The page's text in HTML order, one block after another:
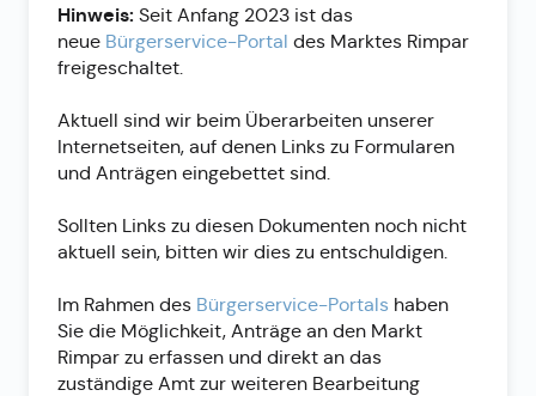
Hinweis: Seit Anfang 2023 ist das
neue Bürgerservice-Portal des Marktes Rimpar
freigeschaltet.
Aktuell sind wir beim Überarbeiten unserer
Internetseiten, auf denen Links zu Formularen
und Anträgen eingebettet sind.
Sollten Links zu diesen Dokumenten noch nicht
aktuell sein, bitten wir dies zu entschuldigen.
Im Rahmen des Bürgerservice-Portals haben
Sie die Möglichkeit, Anträge an den Markt
Rimpar zu erfassen und direkt an das
zuständige Amt zur weiteren Bearbeitung